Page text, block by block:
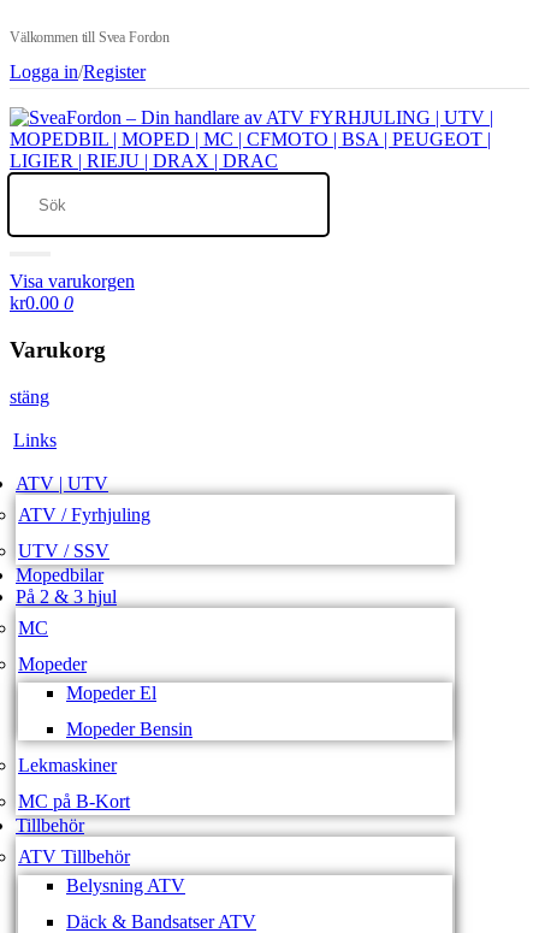
Välkommen till Svea Fordon
Logga in/Register
Visa varukorgen
kr0.00 0
Varukorg
stäng
Links
ATV | UTV
ATV / Fyrhjuling
UTV / SSV
Mopedbilar
På 2 & 3 hjul
MC
Mopeder
Mopeder El
Mopeder Bensin
Lekmaskiner
MC på B-Kort
Tillbehör
ATV Tillbehör
Belysning ATV
Däck & Bandsatser ATV